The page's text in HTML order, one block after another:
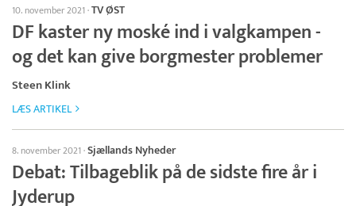
10. november 2021·TV ØST
DF kaster ny moské ind i valgkampen -
og det kan give borgmester problemer
Steen Klink
LÆS ARTIKEL
8. november 2021·Sjællands Nyheder
Debat: Tilbageblik på de sidste fire år i
Jyderup